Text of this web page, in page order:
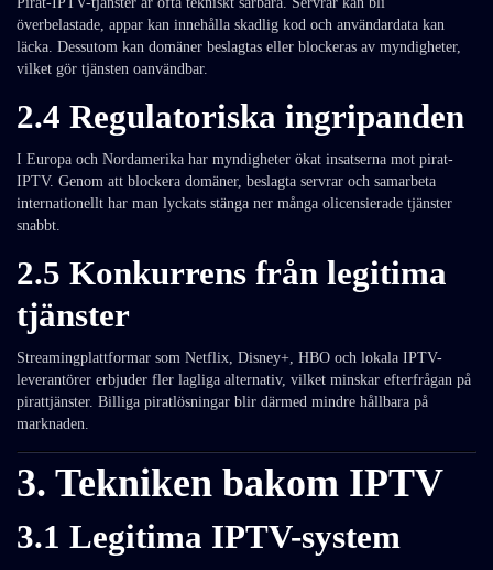
överbelastade, appar kan innehålla skadlig kod och användardata kan
läcka. Dessutom kan domäner beslagtas eller blockeras av myndigheter,
vilket gör tjänsten oanvändbar.
2.4 Regulatoriska ingripanden
I Europa och Nordamerika har myndigheter ökat insatserna mot pirat-
IPTV. Genom att blockera domäner, beslagta servrar och samarbeta
internationellt har man lyckats stänga ner många olicensierade tjänster
snabbt.
2.5 Konkurrens från legitima
tjänster
Streamingplattformar som Netflix, Disney+, HBO och lokala IPTV-
leverantörer erbjuder fler lagliga alternativ, vilket minskar efterfrågan på
pirattjänster. Billiga piratlösningar blir därmed mindre hållbara på
marknaden.
3. Tekniken bakom IPTV
3.1 Legitima IPTV-system